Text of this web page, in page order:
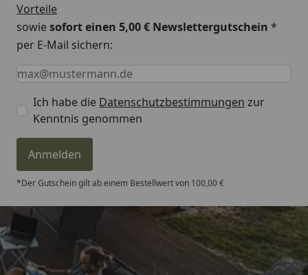
Vorteile
sowiesofort einen 5,00 € Newslettergutschein *
per E-Mail sichern:
Keine Eingabe erforderlich
Eingabe erforderlich
E-Mail *
Ich habe die Datenschutzbestimmungen zur
Kenntnis genommen
Anmelden
*Der Gutschein gilt ab einem Bestellwert von 100,00 €
Trusted Shops